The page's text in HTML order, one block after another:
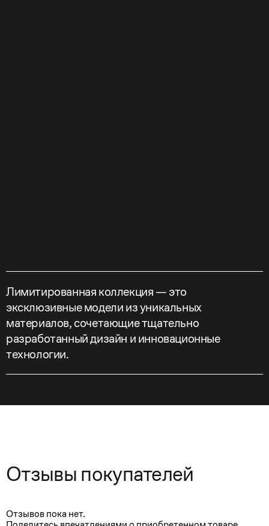
Лимитированная коллекция — это
эксклюзивные модели из уникальных
материалов, сочетающие тщательно
разработанный дизайн и инновационные
технологии.
Отзывы покупателей
Отзывов пока нет.